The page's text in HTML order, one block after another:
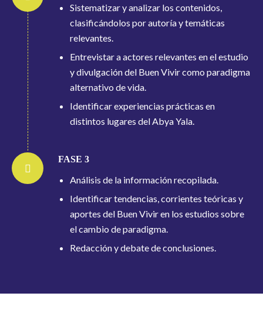
Sistematizar y analizar los contenidos,
clasificándolos por autoría y temáticas
relevantes.
Entrevistar a actores relevantes en el estudio
y divulgación del Buen Vivir como paradigma
alternativo de vida.
Identificar experiencias prácticas en
distintos lugares del Abya Yala.
FASE 3
Análisis de la información recopilada.
Identificar tendencias, corrientes teóricas y
aportes del Buen Vivir en los estudios sobre
el cambio de paradigma.
Redacción y debate de conclusiones.